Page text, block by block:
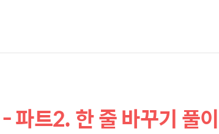
파트2. 한 줄 바꾸기 풀이